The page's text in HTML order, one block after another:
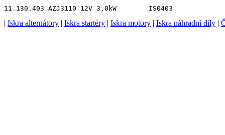
| Iskra alternátory | Iskra startéry | Iskra motory | Iskra náhradní díly |